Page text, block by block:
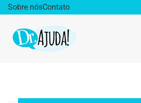
Sobre nósContato
Obesidade